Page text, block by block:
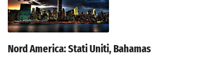
Nord America: Stati Uniti, Bahamas